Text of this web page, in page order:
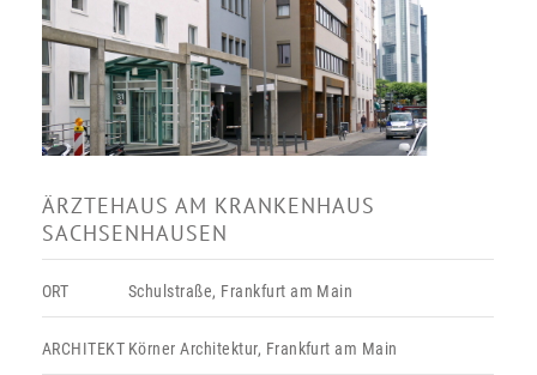
ÄRZTEHAUS AM KRANKENHAUS
SACHSENHAUSEN
ORT Schulstraße, Frankfurt am Main
ARCHITEKT Körner Architektur, Frankfurt am Main